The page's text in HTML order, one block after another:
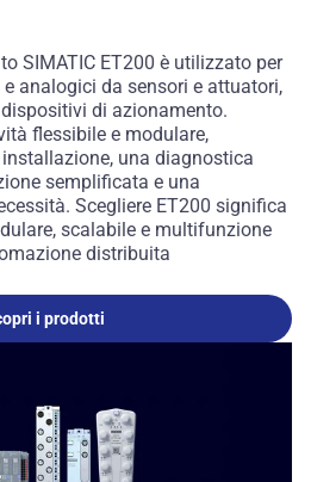
SIMATIC ET200 è utilizzato per
analogici da sensori e attuatori,
di azionamento.
flessibile e modulare,
una diagnostica
semplificata e una
Scegliere ET200 significa
scalabile e multifunzione
distribuita
i prodotti